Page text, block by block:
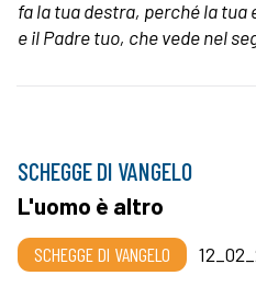
fa la tua destra, perché la
e il Padre tuo, che vede nel
SCHEGGE DI VANGELO
L'uomo è altro
SCHEGGE DI VANGELO